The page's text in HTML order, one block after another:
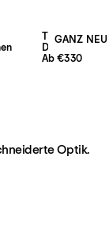
GANZ NEU
The Sheer
Ab €330
Optik.